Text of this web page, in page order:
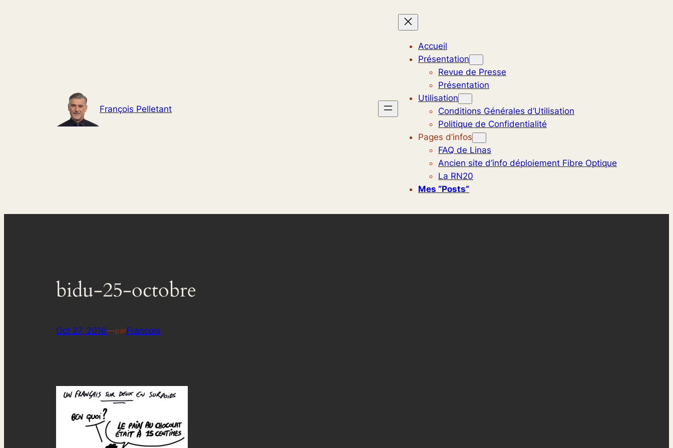
François Pelletant
Accueil
Présentation
Revue de Presse
Présentation
Utilisation
Conditions Générales d’Utilisation
Politique de Confidentialité
Pages d’infos
FAQ de Linas
Ancien site d’info déploiement Fibre Optique
La RN20
Mes “posts”
bidu-25-octobre
Oct 27, 2016—parFrancois